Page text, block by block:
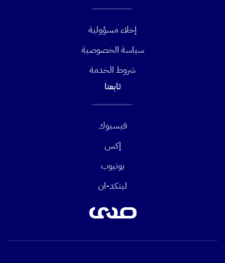
إخلاء مسؤولية
سياسة الخصوصية
شروط الخدمة
تابعنا
فيسبوك
إكس
يوتيوب
لينكد-ان